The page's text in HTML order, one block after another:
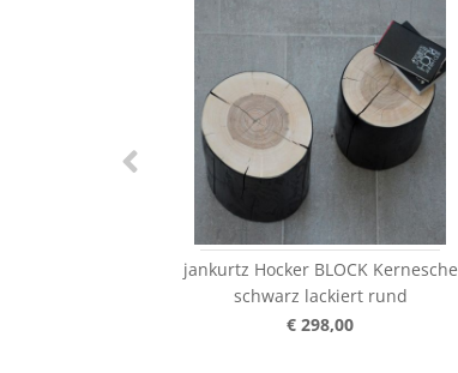
jankurtz Hocker BLOCK Kernesche
schwarz lackiert rund
€ 298,00